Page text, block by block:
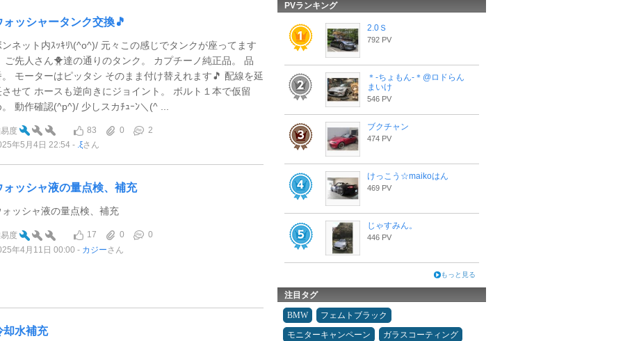
ォッシャータンク交換🎵
ンネット内ｽｯｷﾘ\(^o^)/ 元々この感じでタンクが座ってます
ご先人さん🐥達の通りのタンク。 カプチーノ純正品。 品
。 モーターはピッタシ そのまま付け替えれます🎵 配線を延
させて ホースも逆向きにジョイント。 ボルト１本で仮留
。 動作確認(^p^)/ 少しスカﾁｭｰﾝ＼(^ ...
度 83 0
2
年5月4日 22:54
.ξさん
ォッシャ液の量点検、補充
ォッシャ液の量点検、補充
度 17 0
0
年4月11日 00:00
カジーさん
却水補充
PVランキング
2.0Ｓ
792 PV
＊-ちょもん-＊@ロドらん
まいけ
546 PV
ブクチャン
474 PV
けっこう☆maikoはん
469 PV
じゃすみん。
446 PV
もっと見る
注目タグ
BMW
フェムトブラック
モニターキャンペーン
ガラスコーティング